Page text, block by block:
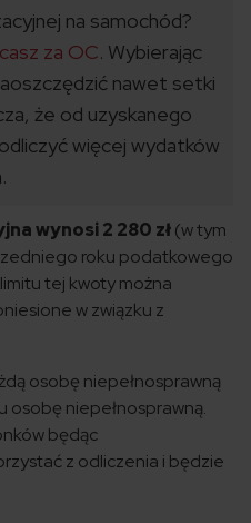
na samochód?
za OC. Wybierając
nawet setki
że od uzyskanego
więcej wydatków
wynosi 2 280 zł(w tym
roku podatkowego
tej kwoty można
w związku z
osobę niepełnosprawną
osobę niepełnosprawną.
będąc
z odliczenia i będzie